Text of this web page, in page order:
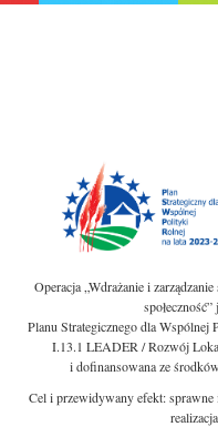
Operacja „Wdrażanie i
Planu Strategicznego dla
I.13.1 LEADER / Rozwój
i dofinansowana ze
Cel i przewidywany efekt: sprawne